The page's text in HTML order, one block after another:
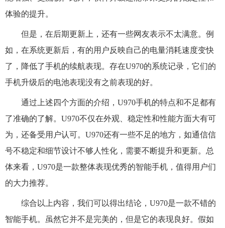
体验的提升。
但是，在后期更新上，还有一些网友表示不太满意。例
如，在系统更新后，有的用户反映自己的电量消耗速度变快
了，降低了手机的续航表现。存在U970的系统记录，它们的
手机升级后的电池表现没有之前表现的好。
通过上述四个方面的介绍，U970手机的特点和不足都有
了准确的了解。U970不仅在外观、稳定性和性能方面大有可
为，还备受用户认可。U970还有一些不足的地方，如通信信
号不稳定和细节设计不够人性化，需要不断提升和更新。总
体来看，U970是一款整体表现优秀的智能手机，值得用户们
的大力推荐。
综合以上内容，我们可以得出结论，U970是一款不错的
智能手机。虽然它并不是完美的，但是它的表现良好。假如